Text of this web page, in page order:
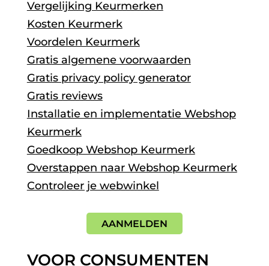
Vergelijking Keurmerken
Kosten Keurmerk
Voordelen Keurmerk
Gratis algemene voorwaarden
Gratis privacy policy generator
Gratis reviews
Installatie en implementatie Webshop
Keurmerk
Goedkoop Webshop Keurmerk
Overstappen naar Webshop Keurmerk
Controleer je webwinkel
AANMELDEN
VOOR CONSUMENTEN